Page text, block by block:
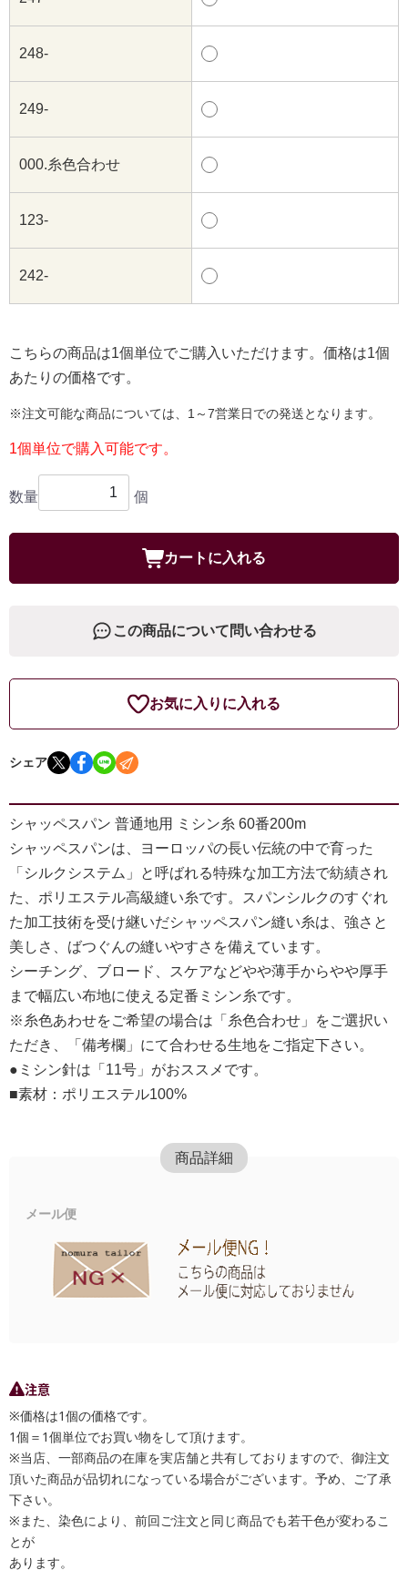
248-
249-
000.糸色合わせ
123-
242-
こちらの商品は1個単位でご購入いただけます。価格は1個
あたりの価格です。
※注文可能な商品については、1～7営業日での発送となります。
1個単位で購入可能です。
数量 個
カートに入れる
この商品について問い合わせる
お気に入りに入れる
シェア
シャッペスパン 普通地用 ミシン糸 60番200m
シャッペスパンは、ヨーロッパの長い伝統の中で育った
「シルクシステム」と呼ばれる特殊な加工方法で紡績され
た、ポリエステル高級縫い糸です。スパンシルクのすぐれ
た加工技術を受け継いだシャッペスパン縫い糸は、強さと
美しさ、ばつぐんの縫いやすさを備えています。
シーチング、ブロード、スケアなどやや薄手からやや厚手
まで幅広い布地に使える定番ミシン糸です。
※糸色あわせをご希望の場合は「糸色合わせ」をご選択い
ただき、「備考欄」にて合わせる生地をご指定下さい。
●ミシン針は「11号」がおススメです。
■素材：ポリエステル100%
商品詳細
メール便
注意
※価格は1個の価格です。
1個＝1個単位でお買い物をして頂けます。
※当店、一部商品の在庫を実店舗と共有しておりますので、御注文
頂いた商品が品切れになっている場合がございます。予め、ご了承
下さい。
※また、染色により、前回ご注文と同じ商品でも若干色が変わるこ
とが
あります。